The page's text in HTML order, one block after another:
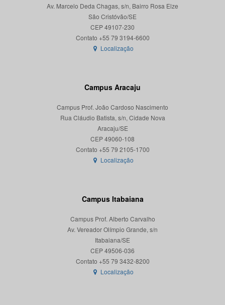
Av. Marcelo Deda Chagas, s/n, Bairro Rosa Elze
São Cristóvão/SE
CEP 49107-230
Localização
Campus Aracaju
Campus Prof. João Cardoso Nascimento
Rua Cláudio Batista, s/n, Cidade Nova
Aracaju/SE
CEP 49060-108
Localização
Campus Itabaiana
Campus Prof. Alberto Carvalho
Av. Vereador Olímpio Grande, s/n
Itabaiana/SE
CEP 49506-036
Localização